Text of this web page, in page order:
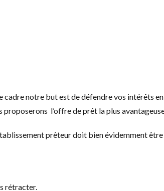
notre but est de défendre vos intérêts
l’offre de prêt la plus
prêteur doit bien évidemment
rétracter.